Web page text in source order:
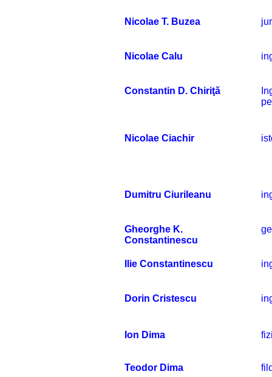
Nicolae T. Buzea
Nicolae Calu
Constantin D. Chiriţă
Nicolae Ciachir
Dumitru Ciurileanu
Gheorghe K.
Constantinescu
Ilie Constantinescu
Dorin Cristescu
Ion Dima
Teodor Dima